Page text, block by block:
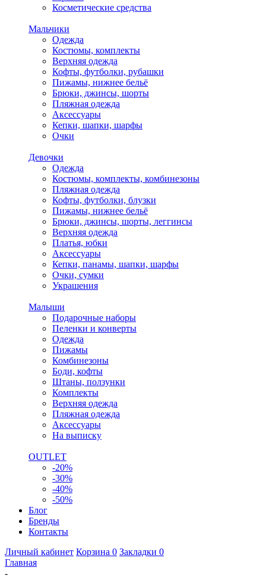
Косметические средства
Мальчики
Одежда
Костюмы, комплекты
Верхняя одежда
Кофты, футболки, рубашки
Пижамы, нижнее бельё
Брюки, джинсы, шорты
Пляжная одежда
Аксессуары
Кепки, шапки, шарфы
Очки
Девочки
Одежда
Костюмы, комплекты, комбинезоны
Пляжная одежда
Кофты, футболки, блузки
Пижамы, нижнее бельё
Брюки, джинсы, шорты, леггинсы
Верхняя одежда
Платья, юбки
Аксессуары
Кепки, панамы, шапки, шарфы
Очки, сумки
Украшения
Малыши
Подарочные наборы
Пеленки и конверты
Одежда
Пижамы
Комбинезоны
Боди, кофты
Штаны, ползунки
Комплекты
Верхняя одежда
Пляжная одежда
Аксессуары
На выписку
OUTLET
-20%
-30%
-40%
-50%
Блог
Бренды
Контакты
Личный кабинет Корзина 0 Закладки 0
Главная
-